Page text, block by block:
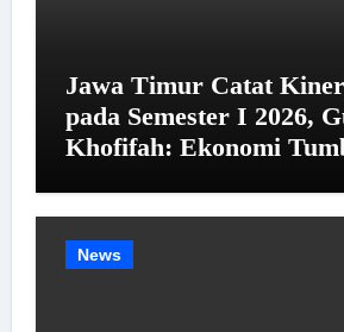
Jawa Timur Catat
pada Semester I 2026,
Khofifah: Ekonomi
Kemiskinan dan
Menurun
News